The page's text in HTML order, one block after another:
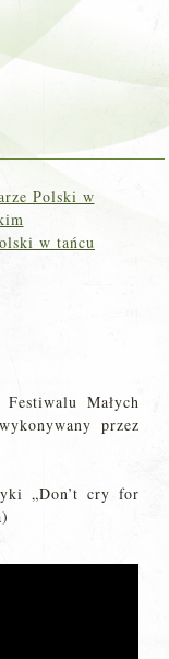
Polski w
w tańcu
Małych
przez
„Don’t cry for